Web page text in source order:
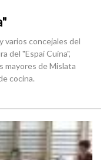
varios concejales del
del "Espai Cuina",
mayores de Mislata
cocina.